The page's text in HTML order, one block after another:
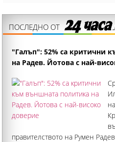
ПОСЛЕДНО ОТ
"Галъп": 52% са критични
на Радев. Йотова с най-
правителството на Румен